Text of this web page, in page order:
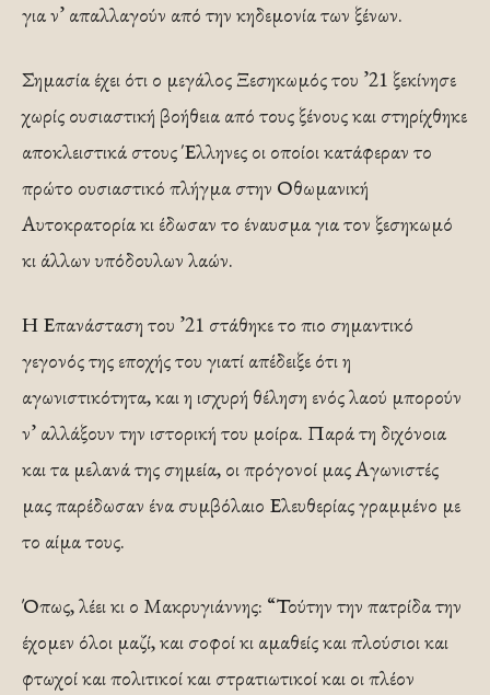
για ν’ απαλλαγούν από την κηδεμονία των ξένων.
Σημασία έχει ότι ο μεγάλος Ξεσηκωμός του ’21 ξεκίνησε
χωρίς ουσιαστική βοήθεια από τους ξένους και στηρίχθηκε
αποκλειστικά στους Έλληνες οι οποίοι κατάφεραν το
πρώτο ουσιαστικό πλήγμα στην Οθωμανική
Αυτοκρατορία κι έδωσαν το έναυσμα για τον ξεσηκωμό
κι άλλων υπόδουλων λαών.
Η Επανάσταση του ’21 στάθηκε το πιο σημαντικό
γεγονός της εποχής του γιατί απέδειξε ότι η
αγωνιστικότητα, και η ισχυρή θέληση ενός λαού μπορούν
ν’ αλλάξουν την ιστορική του μοίρα. Παρά τη διχόνοια
και τα μελανά της σημεία, οι πρόγονοί μας Αγωνιστές
μας παρέδωσαν ένα συμβόλαιο Ελευθερίας γραμμένο με
το αίμα τους.
Όπως, λέει κι ο Μακρυγιάννης: “Τούτην την πατρίδα την
έχομεν όλοι μαζί, και σοφοί κι αμαθείς και πλούσιοι και
φτωχοί και πολιτικοί και στρατιωτικοί και οι πλέον